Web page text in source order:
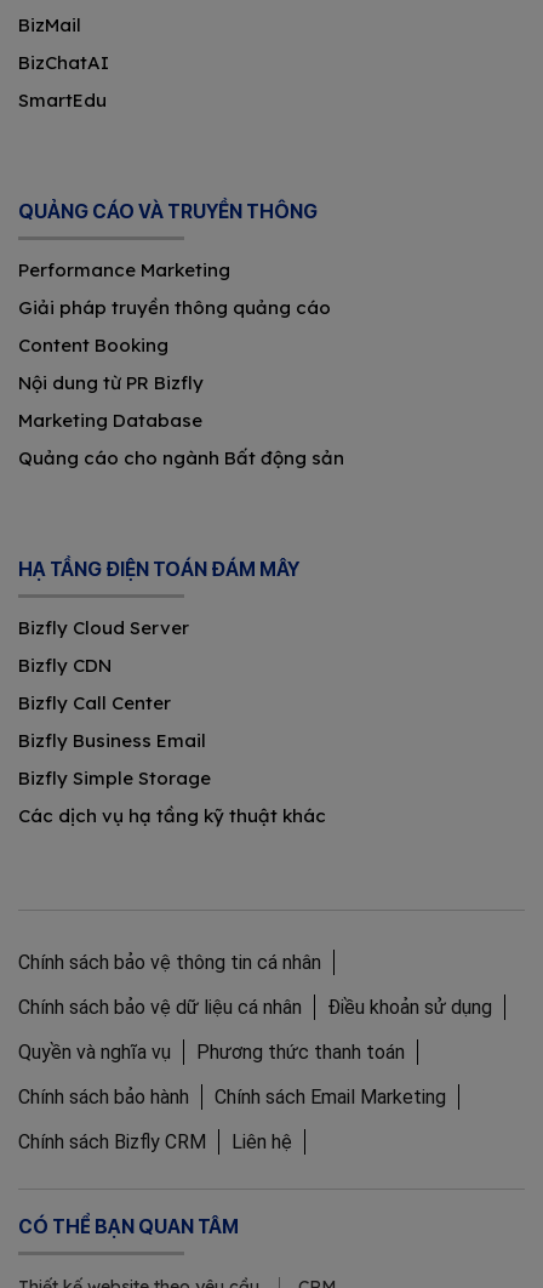
BizMail
BizChatAI
SmartEdu
QUẢNG CÁO VÀ TRUYỀN THÔNG
Performance Marketing
Giải pháp truyền thông quảng cáo
Content Booking
Nội dung từ PR Bizfly
Marketing Database
Quảng cáo cho ngành Bất động sản
HẠ TẦNG ĐIỆN TOÁN ĐÁM MÂY
Bizfly Cloud Server
Bizfly CDN
Bizfly Call Center
Bizfly Business Email
Bizfly Simple Storage
Các dịch vụ hạ tầng kỹ thuật khác
Chính sách bảo vệ thông tin cá nhân
Chính sách bảo vệ dữ liệu cá nhân
Điều khoản sử dụng
Quyền và nghĩa vụ
Phương thức thanh toán
Chính sách bảo hành
Chính sách Email Marketing
Chính sách Bizfly CRM
Liên hệ
CÓ THỂ BẠN QUAN TÂM